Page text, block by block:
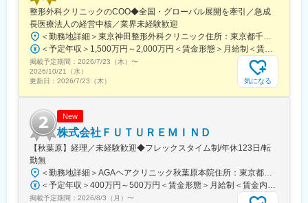
駅、旭橋駅、西早稲田駅、末広町駅(東京都)、立川南駅、高輪ゲー
トウェイ駅、九品仏駅、新高島駅、東宿郷駅、葭川公園駅、大神
宮下駅、大通駅、仙台駅、栄町駅(愛知県)、国際センター駅、日吉
町駅、第一通り駅、三島駅、七ツ屋駅、富山駅、福井城址大名町
駅、なんば駅(南海線)、大阪駅、天王寺駅、西大橋駅、五条駅(京
都市営)、京都河原町駅、神戸三宮駅(阪神)、本通駅、高松駅(香川
県)、南堀端駅、はりまや橋駅、旦過駅、高見橋駅、熊本城・市役
整形外科クリニックのCOO◆全国・グローバル展開を牽引／急成
長医療法人の経営中核／業界未経験歓迎
＜勤務地詳細＞東京神田整形外科クリニック住所：東京都千代田区鍛冶町2丁目8-6 メディカルプライム神田3F勤務地最寄駅：JR山手線／神田駅受動喫煙対策：屋内全面禁煙変更の範囲：会社の定める事業所
＜予定年収＞1,500万円～2,000万円＜賃金形態＞月給制＜賃金内訳＞月額（基本給）：1,200,000円～1,500,000円＜月給＞1,200,000円～1,500,000円＜昇給有無＞有＜残業手当＞有＜給与補足＞※経験やスキルを考慮して決定します。■昇給：年1回■賞与：年2回賃金はあくまでも目安の金額であり、選考を通じて上下する可能性があります。月給(月額)は固定手当を含めた表記です。
掲載予定期間： 2026/7/23（木） 〜
2026/10/21（水）
更新日： 2026/7/23（木） 気になる
New
株式会社ＦＵＴＵＲＥＭＩＮＤ
【秋葉原】経理／未経験歓迎◆フレックスタイム制/年休123日/転
勤無
＜勤務地詳細＞AGAヘアクリニック秋葉原本院住所：東京都千代田区外神田3-12-8 住友不動産秋葉原ビル9F受動喫煙対策：屋内全面禁煙変更の範囲：会社の定める事業所（リモートワーク含む）
＜予定年収＞400万円～500万円＜賃金形態＞月給制＜賃金内訳＞月額（基本給）：275,000円～350,000円＜月給＞275,000円～350,000円＜昇給有無＞有＜残業手当＞有＜給与補足＞■ 多職種手当:5万円（複数の職種をマルチに対応するスタッフへの手当） ■ 多エリア手当:4万円（複数の拠点を横断してくれるスタッフへの手当） ■ 役職手当:0～52万円■ 達成手当：0～100万円（半期評価によって増減する手当）賃金はあくまでも目安の金額であり、選考を通じて上下する可能性があります。月給(月額)は固定手当を含めた表記です。
掲載予定期間： 2026/8/3（月） 〜